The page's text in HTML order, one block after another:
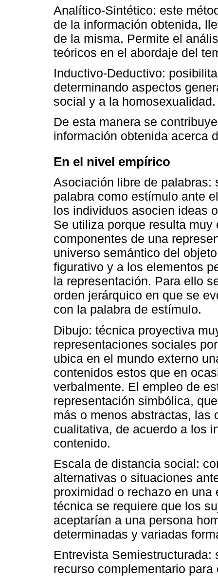
Analítico-Sintético: este
de la información obtenida,
de la misma. Permite el
teóricos en el abordaje del
Inductivo-Deductivo:
determinando aspectos
social y a la homosexualidad.
De esta manera se
información obtenida acerca
En el nivel empírico
Asociación libre de palabras:
palabra como estímulo ante
los individuos asocien ideas
Se utiliza porque resulta
componentes de una
universo semántico del
figurativo y a los elementos
la representación. Para ello
orden jerárquico en que se
con la palabra de estímulo.
Dibujo: técnica proyectiva
representaciones sociales
ubica en el mundo externo
contenidos estos que en
verbalmente. El empleo de
representación simbólica,
más o menos abstractas, las
cualitativa, de acuerdo a los
contenido.
Escala de distancia social:
alternativas o situaciones
proximidad o rechazo en
técnica se requiere que los
aceptarían a una persona
determinadas y variadas
Entrevista
recurso complementario